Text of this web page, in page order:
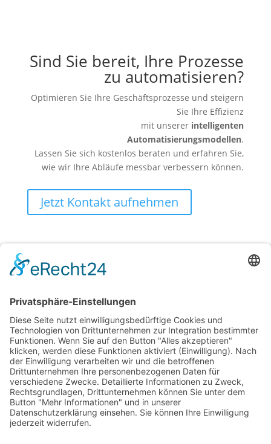
Sind Sie bereit, Ihre Prozesse
zu automatisieren?
Optimieren Sie Ihre Geschäftsprozesse und steigern
Sie Ihre Effizienz
mit unserer intelligenten
Automatisierungsmodellen.
Lassen Sie sich kostenlos beraten und erfahren Sie,
wie wir Ihre Abläufe messbar verbessern können.
Jetzt Kontakt aufnehmen
mexiaolu| © 2026. Konzept & Umsetzung: Kühe im
Netz GmbH
Alle Rechte vorbehalten.
Folgen
Folgen